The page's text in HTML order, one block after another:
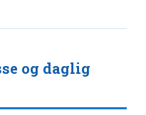
og daglig